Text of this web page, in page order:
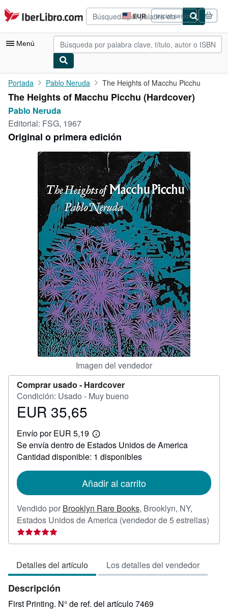
Pasar al contenido principal
IberLibro.com EUR
Preferencias
de
compra
del
Iniciar sesión
Menú
Mi cuenta
Consultar mis pedidos
Colecciones
Libros antiguos
Arte y coleccionismo
Vendedores
Comenzar a vender
CERRAR
Portada Pablo Neruda The Heights of Macchu Picchu
The Heights of Macchu Picchu (Hardcover)
Pablo Neruda
Editorial: FSG, 1967
Original o primera edición
Imagen del vendedor
Comprar usado - Hardcover
Condición: Usado - Muy bueno
Precio
35,65
EUR 35,65
Envío por EUR 5,19
Más
información
sobre
las
envío
Se envía dentro de Estados Unidos de America
Cantidad disponible: 1 disponibles
Añadir al carrito
Vendido por Brooklyn Rare Books, Brooklyn, NY,
Estados Unidos de America (vendedor de 5 estrellas)
Detalles del artículo Los detalles del vendedor
Descripción
First Printing. N° de ref. del artículo 7469